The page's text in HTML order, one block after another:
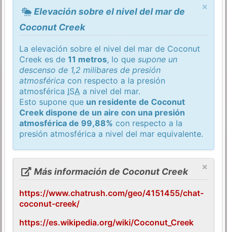
×
Elevación sobre el nivel del mar de
Coconut Creek
La elevación sobre el nivel del mar de Coconut
Creek es de11 metros, lo quesupone un
descenso de 1,2 milibares de presión
atmosférica con respecto a la presión
atmosférica ISA a nivel del mar.
Esto supone que un residente de Coconut
Creek dispone de un aire con una presión
atmosférica de 99,88% con respecto a la
presión atmosférica a nivel del mar equivalente.
×
Más información de Coconut Creek
https://www.chatrush.com/geo/4151455/chat-
coconut-creek/
https://es.wikipedia.org/wiki/Coconut_Creek